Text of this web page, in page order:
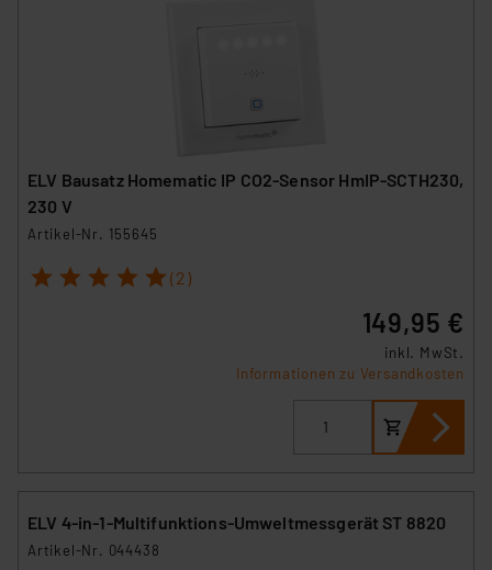
ELV Bausatz Homematic IP CO2-Sensor HmIP-SCTH230,
230 V
Artikel-Nr. 155645
1 2 3 4 5 (2)
149,95 €
inkl. MwSt.
Informationen zu Versandkosten
ELV 4-in-1-Multifunktions-Umweltmessgerät ST 8820
Artikel-Nr. 044438